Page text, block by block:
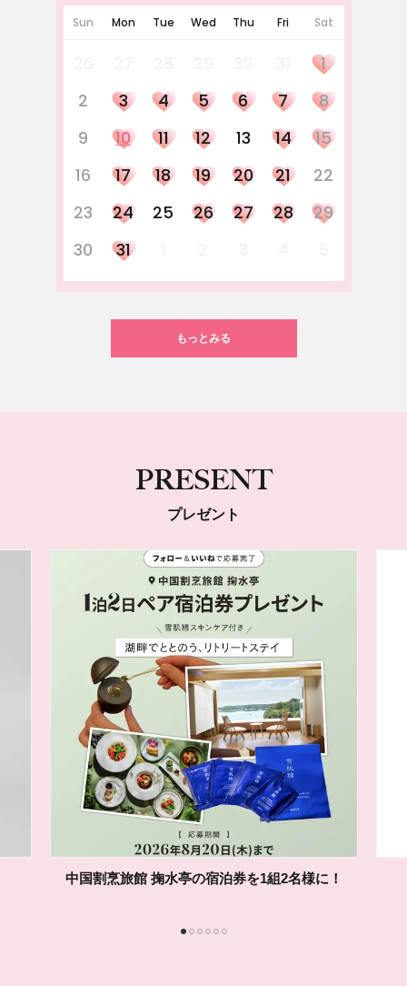
Sun Mon Tue Wed Thu Fri Sat
1
2
3 4 5 6 7
8
9
10 11 12 13 14
15
16
17 18 19 20 21
22
23
24 25 26 27 28
29
30
31
もっとみる
PRESENT
プレゼント
ADDICTIONの「マイクロピーリング トナー」を